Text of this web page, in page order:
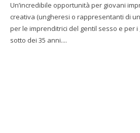
Un’incredibile opportunità per giovani
creativa (ungheresi o rappresentanti di
per le imprenditrici del gentil sesso e per
sotto dei 35 anni....